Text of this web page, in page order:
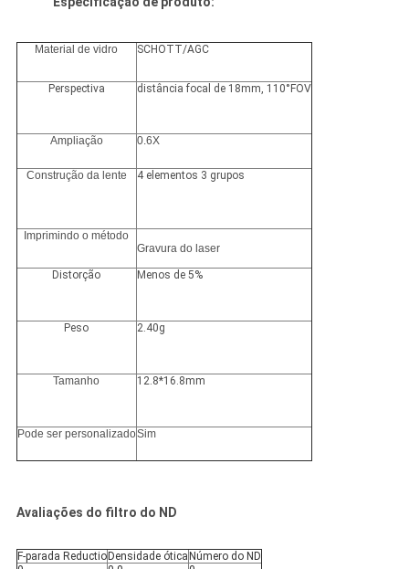
Material de vidro SCHOTT/AGC
Perspectiva distância focal de 18mm, 110°FOV
Ampliação 0.6X
Construção da lente 4 elementos 3 grupos
Imprimindo o método
Gravura do laser
Distorção Menos de 5%
Peso 2.40g
Tamanho 12.8*16.8mm
Pode ser personalizadoSim
Avaliações do filtro do ND
F-parada Reductio Densidade ótica Número do ND